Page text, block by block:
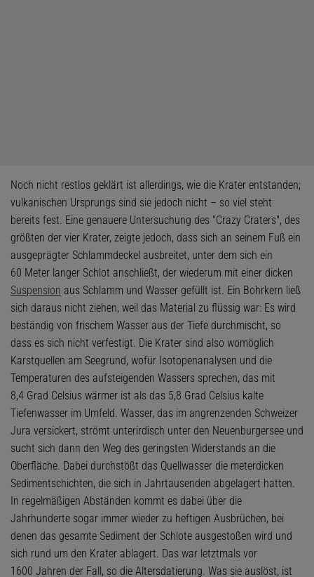
Noch nicht restlos geklärt ist allerdings, wie die Krater entstanden;
vulkanischen Ursprungs sind sie jedoch nicht – so viel steht
bereits fest. Eine genauere Untersuchung des "Crazy Craters", des
größten der vier Krater, zeigte jedoch, dass sich an seinem Fuß ein
ausgeprägter Schlammdeckel ausbreitet, unter dem sich ein
60 Meter langer Schlot anschließt, der wiederum mit einer dicken
Suspension aus Schlamm und Wasser gefüllt ist. Ein Bohrkern ließ
sich daraus nicht ziehen, weil das Material zu flüssig war: Es wird
beständig von frischem Wasser aus der Tiefe durchmischt, so
dass es sich nicht verfestigt. Die Krater sind also womöglich
Karstquellen am Seegrund, wofür Isotopenanalysen und die
Temperaturen des aufsteigenden Wassers sprechen, das mit
8,4 Grad Celsius wärmer ist als das 5,8 Grad Celsius kalte
Tiefenwasser im Umfeld. Wasser, das im angrenzenden Schweizer
Jura versickert, strömt unterirdisch unter den Neuenburgersee und
sucht sich dann den Weg des geringsten Widerstands an die
Oberfläche. Dabei durchstößt das Quellwasser die meterdicken
Sedimentschichten, die sich in Jahrtausenden abgelagert hatten.
In regelmäßigen Abständen kommt es dabei über die
Jahrhunderte sogar immer wieder zu heftigen Ausbrüchen, bei
denen das gesamte Sediment der Schlote ausgestoßen wird und
sich rund um den Krater ablagert. Das war letztmals vor
1600 Jahren der Fall, so die Altersdatierung. Was sie auslöst, ist